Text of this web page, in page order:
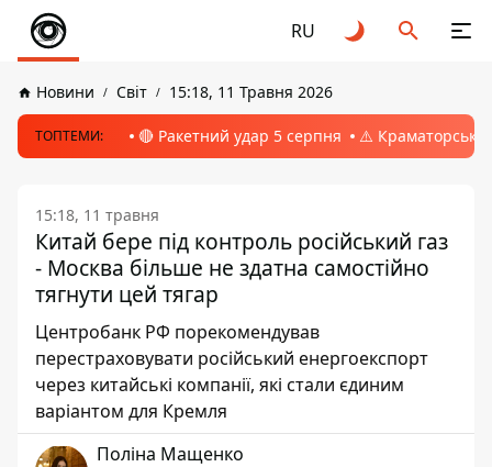
RU
Новини Світ 15:18, 11 Травня 2026
ТОПТЕМИ: 🔴 Ракетний удар 5 серпня ⚠️ Краматорськ,
15:18, 11 травня
Китай бере під контроль російський газ
- Москва більше не здатна самостійно
тягнути цей тягар
Центробанк РФ порекомендував
перестраховувати російський енергоекспорт
через китайські компанії, які стали єдиним
варіантом для Кремля
Поліна Мащенко